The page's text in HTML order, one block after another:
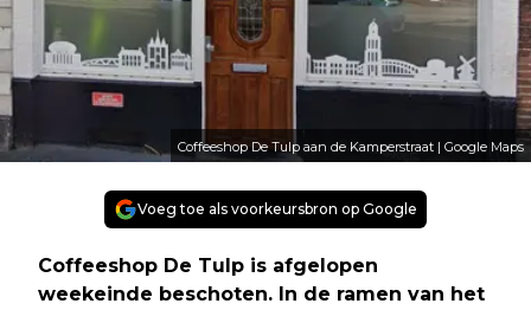
Coffeeshop De Tulp aan de Kamperstraat | Google Maps
Voeg toe als voorkeursbron op Google
Coffeeshop De Tulp is afgelopen
weekeinde beschoten. In de ramen van het